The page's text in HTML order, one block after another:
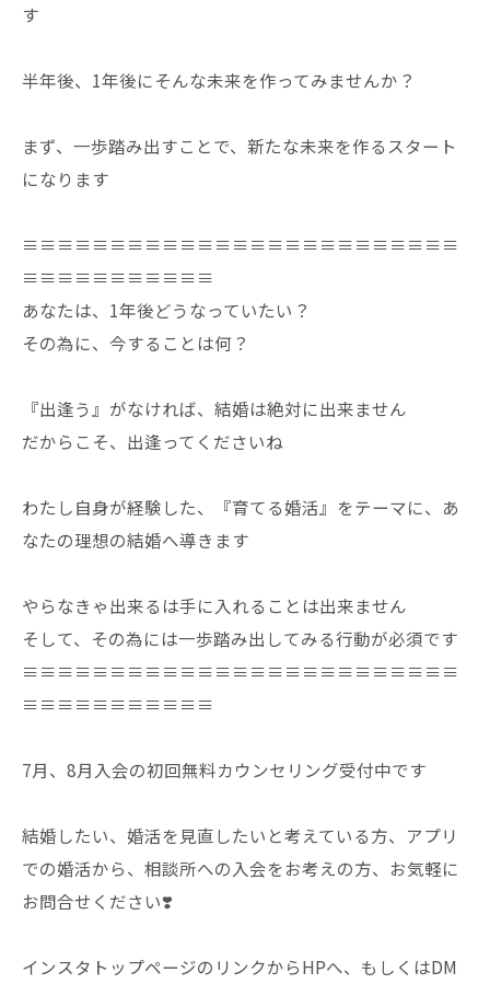
す
半年後、1年後にそんな未来を作ってみませんか？
まず、一歩踏み出すことで、新たな未来を作るスタート
になります
≡≡≡≡≡≡≡≡≡≡≡≡≡≡≡≡≡≡≡≡≡≡≡≡≡
≡≡≡≡≡≡≡≡≡≡≡
あなたは、1年後どうなっていたい？
その為に、今することは何？
『出逢う』がなければ、結婚は絶対に出来ません
だからこそ、出逢ってくださいね
わたし自身が経験した、『育てる婚活』をテーマに、あ
なたの理想の結婚へ導きます
やらなきゃ出来るは手に入れることは出来ません
そして、その為には一歩踏み出してみる行動が必須です
≡≡≡≡≡≡≡≡≡≡≡≡≡≡≡≡≡≡≡≡≡≡≡≡≡
≡≡≡≡≡≡≡≡≡≡≡
7月、8月入会の初回無料カウンセリング受付中です
結婚したい、婚活を見直したいと考えている方、アプリ
での婚活から、相談所への入会をお考えの方、お気軽に
お問合せください❣️
インスタトップページのリンクからHPへ、もしくはDM